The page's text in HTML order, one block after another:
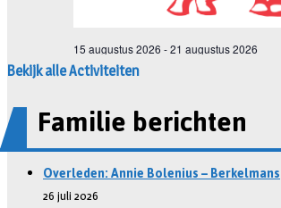
Bekijk alle Activiteiten
Familie berichten
Overleden: Annie Bolenius – Berkelmans
26 juli 2026